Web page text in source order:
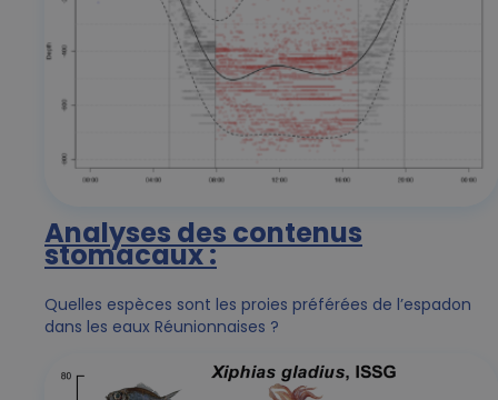
Analyses des contenus
stomacaux :
Quelles espèces sont les proies préférées de l’espadon
dans les eaux Réunionnaises ?